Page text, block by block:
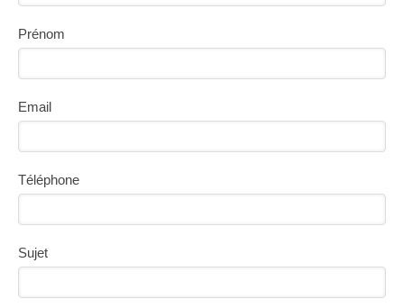
Prénom
Email
Téléphone
Sujet